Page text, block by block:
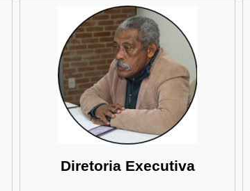
Diretoria Executiva